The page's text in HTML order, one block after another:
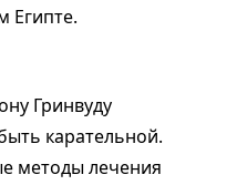
Египте.
Гринвуду
карательной.
методы лечения